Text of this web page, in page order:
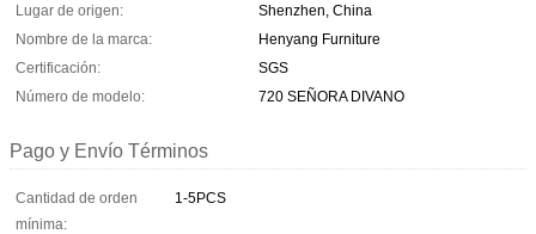
Lugar de origen:
Shenzhen, China
Nombre de la marca:
Henyang Furniture
Certificación:
SGS
Número de modelo:
720 SEÑORA DIVANO
Pago y Envío Términos
Cantidad de orden
mínima:
1-5PCS